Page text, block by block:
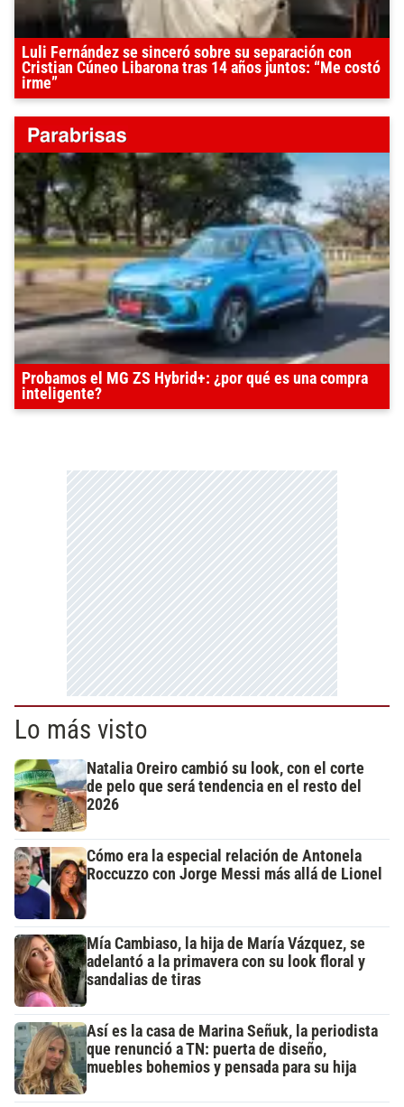
Luli Fernández se sinceró sobre su separación con
Cristian Cúneo Libarona tras 14 años juntos: “Me costó
irme”
Probamos el MG ZS Hybrid+: ¿por qué es una compra
inteligente?
Lo más visto
Natalia Oreiro cambió su look, con el corte
de pelo que será tendencia en el resto del
2026
Cómo era la especial relación de Antonela
Roccuzzo con Jorge Messi más allá de Lionel
Mía Cambiaso, la hija de María Vázquez, se
adelantó a la primavera con su look floral y
sandalias de tiras
Así es la casa de Marina Señuk, la periodista
que renunció a TN: puerta de diseño,
muebles bohemios y pensada para su hija